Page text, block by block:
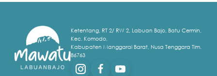
Ketentang, RT 2/ RW 2, Labuan Bajo, Batu Cermin,
Kec. Komodo,
Kabupaten Manggarai Barat, Nusa Tenggara Tim.
86763